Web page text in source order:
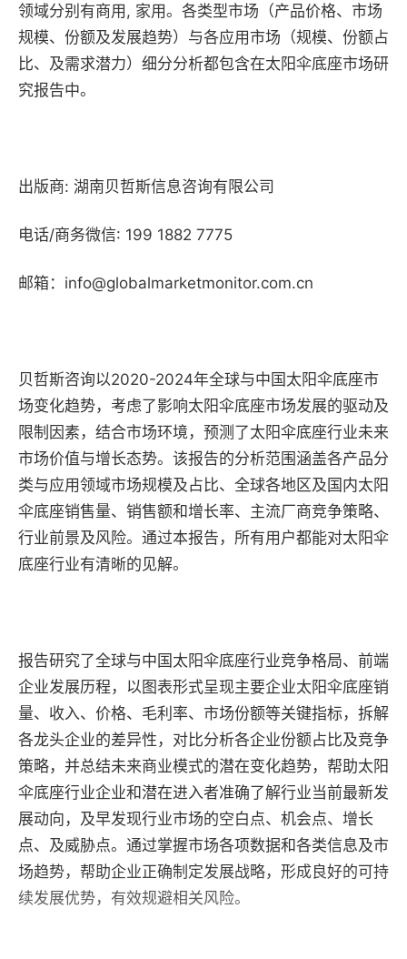
领域分别有商用, 家用。各类型市场（产品价格、市场
规模、份额及发展趋势）与各应用市场（规模、份额占
比、及需求潜力）细分分析都包含在太阳伞底座市场研
究报告中。
出版商: 湖南贝哲斯信息咨询有限公司
电话/商务微信: 199 1882 7775
邮箱：info@globalmarketmonitor.com.cn
贝哲斯咨询以2020-2024年全球与中国太阳伞底座市
场变化趋势，考虑了影响太阳伞底座市场发展的驱动及
限制因素，结合市场环境，预测了太阳伞底座行业未来
市场价值与增长态势。该报告的分析范围涵盖各产品分
类与应用领域市场规模及占比、全球各地区及国内太阳
伞底座销售量、销售额和增长率、主流厂商竞争策略、
行业前景及风险。通过本报告，所有用户都能对太阳伞
底座行业有清晰的见解。
报告研究了全球与中国太阳伞底座行业竞争格局、前端
企业发展历程，以图表形式呈现主要企业太阳伞底座销
量、收入、价格、毛利率、市场份额等关键指标，拆解
各龙头企业的差异性，对比分析各企业份额占比及竞争
策略，并总结未来商业模式的潜在变化趋势，帮助太阳
伞底座行业企业和潜在进入者准确了解行业当前最新发
展动向，及早发现行业市场的空白点、机会点、增长
点、及威胁点。通过掌握市场各项数据和各类信息及市
场趋势，帮助企业正确制定发展战略，形成良好的可持
续发展优势，有效规避相关风险。